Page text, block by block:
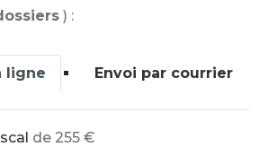
) :
ligne Envoi par courrier
de 255 €